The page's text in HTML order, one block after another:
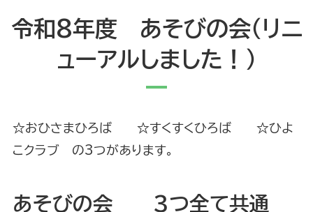
令和8年度 あそびの会（リニ
ューアルしました！）
☆おひさまひろば ☆すくすくひろば ☆ひよ
こクラブ の3つがあります。
あそびの会 3つ全て共通